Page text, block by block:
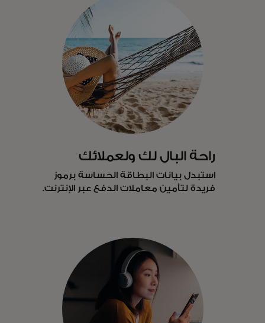
راحة البال لك ولعملائك
استبدل بيانات البطاقة الحساسة برموز
فريدة لتأمين معاملات الدفع عبر الإنترنت.